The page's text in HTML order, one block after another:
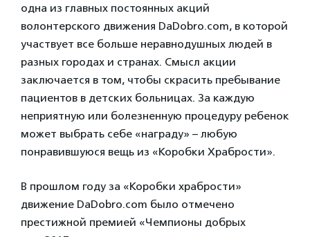
одна из главных постоянных акций
волонтерского движения DaDobro.com, в которой
участвует все больше неравнодушных людей в
разных городах и странах. Смысл акции
заключается в том, чтобы скрасить пребывание
пациентов в детских больницах. За каждую
неприятную или болезненную процедуру ребенок
может выбрать себе «награду» – любую
понравившуюся вещь из «Коробки Храбрости».
В прошлом году за «Коробки храбрости»
движение DaDobro.com было отмечено
престижной премией «Чемпионы добрых